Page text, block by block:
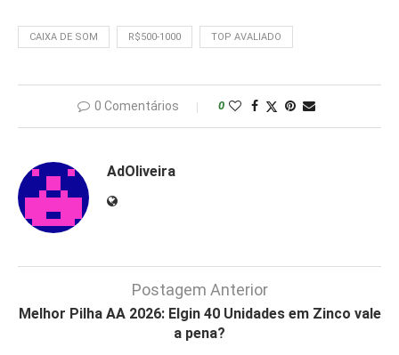
CAIXA DE SOM R$500-1000 TOP AVALIADO
0 Comentários 0
AdOliveira
Postagem Anterior
Melhor Pilha AA 2026: Elgin 40 Unidades em Zinco vale
a pena?